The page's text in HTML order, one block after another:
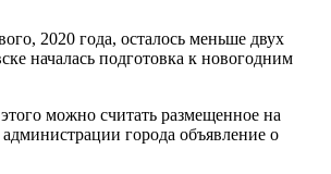
2020 года, осталось меньше двух
началась подготовка к новогодним
можно считать размещенное на
администрации города объявление о